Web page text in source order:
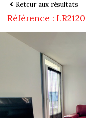
Retour aux résultats
Référence : LR2120